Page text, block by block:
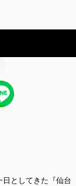
としてきた『仙台